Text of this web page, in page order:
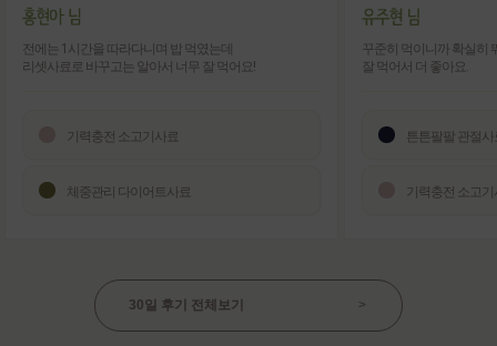
전에는 1시간을 따라다니며 밥 먹였는데
리셋사료로 바꾸고는 알아서 너무 잘 먹어요!
기력충전 소고기사료
체중관리 다이어트사료
꾸준히 먹이니까 확실히
잘 먹어서 더 좋아요.
튼튼팔팔 관절사
기력충전 소고기
30일 후기 전체보기 >